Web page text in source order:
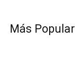
Más Popular